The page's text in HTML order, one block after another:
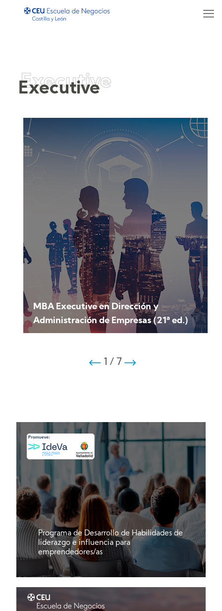
Executive
Executive
MBA Executive en Dirección y
Administración de Empresas (21ª ed.)
1 / 7
Programa de Desarrollo de Habilidades de
liderazgo e influencia para
emprendedores/as